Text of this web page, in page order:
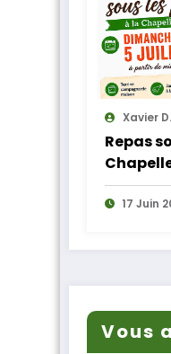
Xavier D.
Repas
17 Juin
Vous